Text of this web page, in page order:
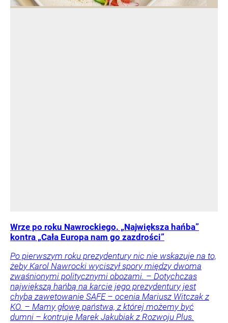
Wrze po roku Nawrockiego. „Największa hańba”
kontra „Cała Europa nam go zazdrości”
Po pierwszym roku prezydentury nic nie wskazuje na to,
żeby Karol Nawrocki wyciszył spory między dwoma
zwaśnionymi politycznymi obozami. – Dotychczas
największą hańbą na karcie jego prezydentury jest
chyba zawetowanie SAFE – ocenia Mariusz Witczak z
KO. – Mamy głowę państwa, z której możemy być
dumni – kontruje Marek Jakubiak z Rozwoju Plus.